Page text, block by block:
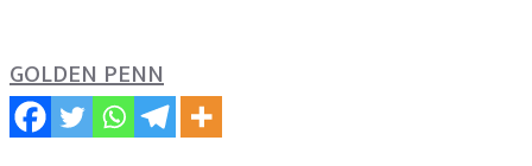
GOLDEN PENN